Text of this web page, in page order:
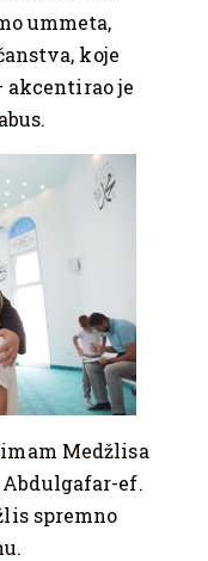
ummeta,
koje
je
Medžlisa
ef.
spremno